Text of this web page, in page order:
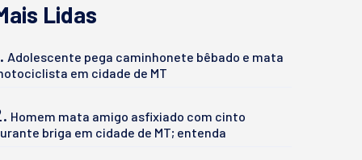
Lidas
Adolescente pega caminhonete bêbado e mata
em cidade de MT
Homem mata amigo asfixiado com cinto
briga em cidade de MT; entenda